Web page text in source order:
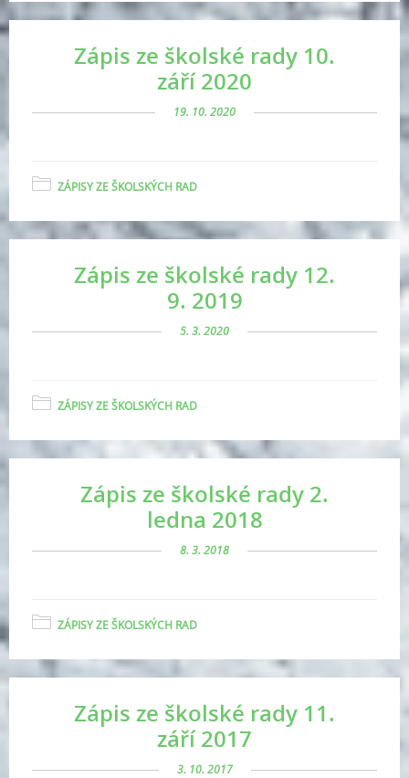
Zápis ze školské rady 10.
září 2020
19. 10. 2020
ZÁPISY ZE ŠKOLSKÝCH RAD
Zápis ze školské rady 12.
9. 2019
5. 3. 2020
ZÁPISY ZE ŠKOLSKÝCH RAD
Zápis ze školské rady 2.
ledna 2018
8. 3. 2018
ZÁPISY ZE ŠKOLSKÝCH RAD
Zápis ze školské rady 11.
září 2017
3. 10. 2017